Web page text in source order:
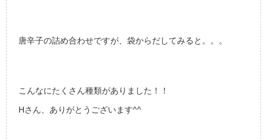
唐辛子の詰め合わせですが、袋からだしてみると。。。
こんなにたくさん種類がありました！！
Hさん、ありがとうございます^^